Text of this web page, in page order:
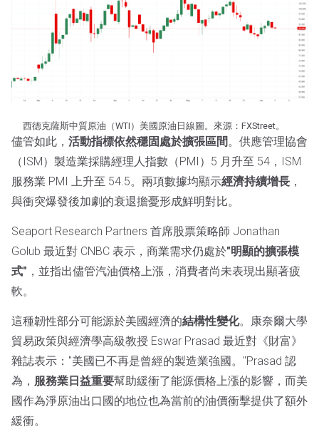
西德克薩斯中質原油（WTI）美國原油日線圖。來源：FXStreet。
儘管如此， 活動指標依然穩固處於擴張區間。供應管理協會
（ISM）製造業採購經理人指數（PMI）5 月升至 54，ISM
服務業 PMI 上升至 54.5。兩項數據均顯示經濟持續增長 ，
與衝突爆發後加劇的衰退擔憂形成鮮明對比。
Seaport Research Partners 首席股票策略師 Jonathan
Golub 最近對 CNBC 表示，商業需求仍處於"明顯的擴張模
式" ，並指出儘管汽油價格上漲，消費者尚未表現出顯著疲
軟。
這種韌性部分可能源於美國經濟的結構性變化。康奈爾大學
貿易政策與經濟學高級教授 Eswar Prasad 最近對《財富》
雜誌表示："美國已不再是曾經的製造業強國。"Prasad 認
為， 服務業日益重要幫助緩衝了能源價格上漲的影響，而美
國作為淨原油出口國的地位也為當前的油價衝擊提供了額外
緩衝。